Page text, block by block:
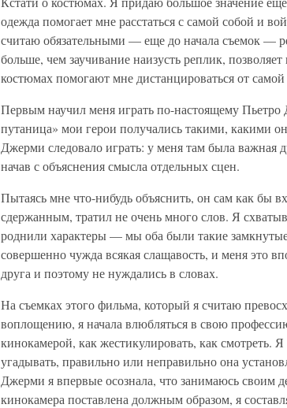
одежда помогает мне расстаться с самой собой и
считаю обязательными — еще до начала съемок —
больше, чем заучивание наизусть реплик,
костюмах помогают мне дистанцироваться от самой
Первым научил меня играть по-настоящему
путаница» мои герои получались такими, какими
Джерми следовало играть: у меня там была важная
начав с объяснения смысла отдельных сцен.
Пытаясь мне что-нибудь объяснить, он сам как бы
сдержанным, тратил не очень много слов. Я
роднили характеры — мы оба были такие
совершенно чужда всякая слащавость, и меня это
друга и поэтому не нуждались в словах.
На съемках этого фильма, который я считаю
воплощению, я начала влюбляться в свою
кинокамерой, как жестикулировать, как смотреть.
угадывать, правильно или неправильно она
Джерми я впервые осознала, что занимаюсь своим
кинокамера поставлена должным образом, я